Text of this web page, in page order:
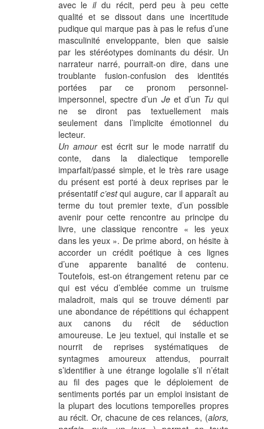
avec leildu récit, perd peu à peu cette
qualité et se dissout dans une incertitude
pudique qui marque pas à pas le refus d’une
masculinité enveloppante, bien que saisie
par les stéréotypes dominants du désir. Un
narrateur narré, pourrait-on dire, dans une
troublante fusion-confusion des identités
portées par ce pronom personnel-
impersonnel, spectre d’un Jeet d’un Tu qui
ne se diront pas textuellement mais
seulement dans l’implicite émotionnel du
lecteur.
Un amourest écrit sur le mode narratif du
conte, dans la dialectique temporelle
imparfait/passé simple, et le très rare usage
du présent est porté à deux reprises par le
présentatif c’estqui augure, car il apparaît au
terme du tout premier texte, d’un possible
avenir pour cette rencontre au principe du
livre, une classique rencontre « les yeux
dans les yeux ». De prime abord, on hésite à
accorder un crédit poétique à ces lignes
d’une apparente banalité de contenu.
Toutefois, est-on étrangement retenu par ce
qui est vécu d’emblée comme un truisme
maladroit, mais qui se trouve démenti par
une abondance de répétitions qui échappent
aux canons du récit de séduction
amoureuse. Le jeu textuel, qui installe et se
nourrit de reprises systématiques de
syntagmes amoureux attendus, pourrait
s’identifier à une étrange logolalie s’il n’était
au fil des pages que le déploiement de
sentiments portés par un emploi insistant de
la plupart des locutions temporelles propres
au récit. Or, chacune de ces relances, (alors,